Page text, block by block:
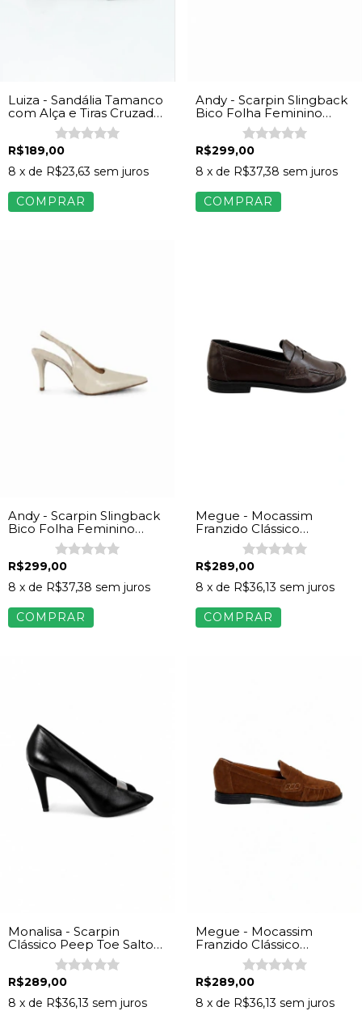
Luiza - Sandália Tamanco
com Alça e Tiras Cruzadas
Feminina Napa Preto
R$189,00
8 x de R$23,63 sem juros
COMPRAR
Andy - Scarpin Slingback
Bico Folha Feminino
Napa Onça
R$299,00
8 x de R$37,38 sem juros
COMPRAR
Andy - Scarpin Slingback
Bico Folha Feminino
Napa Off White
R$299,00
8 x de R$37,38 sem juros
COMPRAR
Megue - Mocassim
Franzido Clássico
Feminino Napa
Chocolate
R$289,00
8 x de R$36,13 sem juros
COMPRAR
Monalisa - Scarpin
Clássico Peep Toe Salto
Alto Napa Preto
R$289,00
8 x de R$36,13 sem juros
Megue - Mocassim
Franzido Clássico
Feminino Camurça
Caramelo
R$289,00
8 x de R$36,13 sem juros